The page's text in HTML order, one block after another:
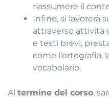
riassumere il
Infine, si lavorerà
attraverso attività
e testi brevi,
come l’ortografia,
vocabolario.
Al termine del corso,